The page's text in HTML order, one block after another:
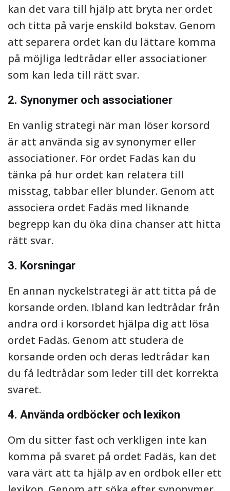
kan det vara till hjälp att bryta ner ordet
och titta på varje enskild bokstav. Genom
att separera ordet kan du lättare komma
på möjliga ledtrådar eller associationer
som kan leda till rätt svar.
2. Synonymer och associationer
En vanlig strategi när man löser korsord
är att använda sig av synonymer eller
associationer. För ordet Fadäs kan du
tänka på hur ordet kan relatera till
misstag, tabbar eller blunder. Genom att
associera ordet Fadäs med liknande
begrepp kan du öka dina chanser att hitta
rätt svar.
3. Korsningar
En annan nyckelstrategi är att titta på de
korsande orden. Ibland kan ledtrådar från
andra ord i korsordet hjälpa dig att lösa
ordet Fadäs. Genom att studera de
korsande orden och deras ledtrådar kan
du få ledtrådar som leder till det korrekta
svaret.
4. Använda ordböcker och lexikon
Om du sitter fast och verkligen inte kan
komma på svaret på ordet Fadäs, kan det
vara värt att ta hjälp av en ordbok eller ett